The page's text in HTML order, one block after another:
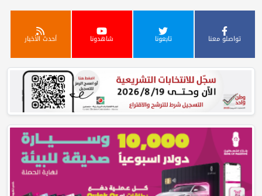
تواصلو معنا تابعونا شاهدونا أحدث الأخبار